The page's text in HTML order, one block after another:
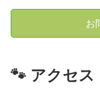
お
🐾 アクセス